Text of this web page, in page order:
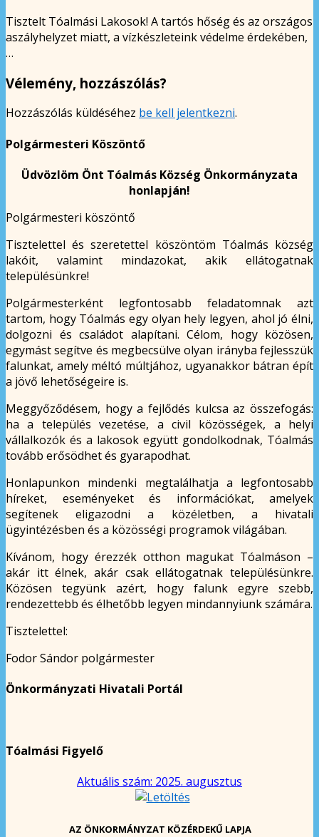
Tisztelt Tóalmási Lakosok! A tartós hőség és az országos
aszályhelyzet miatt, a vízkészleteink védelme érdekében,
…
Vélemény, hozzászólás?
Hozzászólás küldéséhez be kell jelentkezni.
Polgármesteri Köszöntő
Üdvözlöm Önt Tóalmás Község Önkormányzata
honlapján!
Polgármesteri köszöntő
Tisztelettel és szeretettel köszöntöm Tóalmás község
lakóit, valamint mindazokat, akik ellátogatnak
településünkre!
Polgármesterként legfontosabb feladatomnak azt
tartom, hogy Tóalmás egy olyan hely legyen, ahol jó élni,
dolgozni és családot alapítani. Célom, hogy közösen,
egymást segítve és megbecsülve olyan irányba fejlesszük
falunkat, amely méltó múltjához, ugyanakkor bátran épít
a jövő lehetőségeire is.
Meggyőződésem, hogy a fejlődés kulcsa az összefogás:
ha a település vezetése, a civil közösségek, a helyi
vállalkozók és a lakosok együtt gondolkodnak, Tóalmás
tovább erősödhet és gyarapodhat.
Honlapunkon mindenki megtalálhatja a legfontosabb
híreket, eseményeket és információkat, amelyek
segítenek eligazodni a közéletben, a hivatali
ügyintézésben és a közösségi programok világában.
Kívánom, hogy érezzék otthon magukat Tóalmáson –
akár itt élnek, akár csak ellátogatnak településünkre.
Közösen tegyünk azért, hogy falunk egyre szebb,
rendezettebb és élhetőbb legyen mindannyiunk számára.
Tisztelettel:
Fodor Sándor polgármester
Önkormányzati Hivatali Portál
Tóalmási Figyelő
Aktuális szám: 2025. augusztus
AZ ÖNKORMÁNYZAT KÖZÉRDEKŰ LAPJA